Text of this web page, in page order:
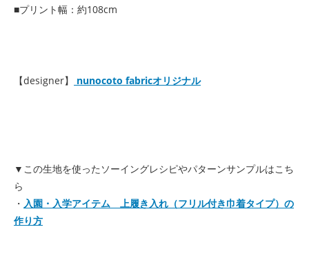
■プリント幅：約108cm
【designer】 nunocoto fabricオリジナル
▼この生地を使ったソーイングレシピやパターンサンプルはこち
ら
・ 入園・入学アイテム 上履き入れ（フリル付き巾着タイプ）の
作り方